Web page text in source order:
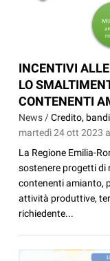
INCENTIVI
LO
CONTENENTI
News /Credito,
martedì 24 ott 2023
La Regione Emilia-
sostenere progetti
contenenti amianto,
attività produttive,
richiedente...